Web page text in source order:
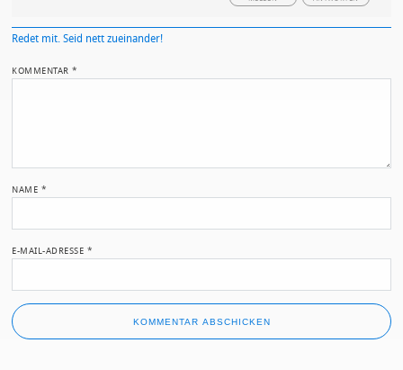
Redet mit. Seid nett zueinander!
KOMMENTAR*
NAME *
E-MAIL-ADRESSE *